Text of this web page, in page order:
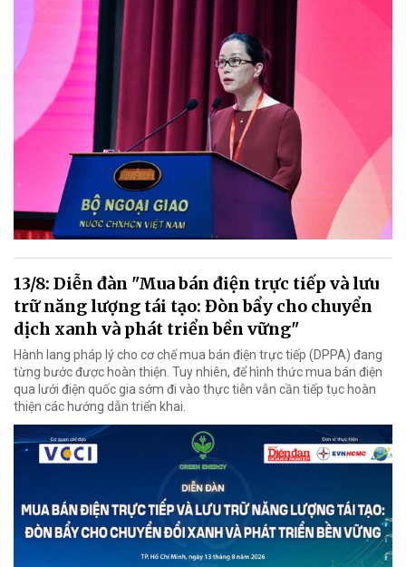
13/8: Diễn đàn "Mua bán điện trực tiếp và lưu
trữ năng lượng tái tạo: Đòn bẩy cho chuyển
dịch xanh và phát triển bền vững"
Hành lang pháp lý cho cơ chế mua bán điện trực tiếp (DPPA) đang
từng bước được hoàn thiện. Tuy nhiên, để hình thức mua bán điện
qua lưới điện quốc gia sớm đi vào thực tiễn vẫn cần tiếp tục hoàn
thiện các hướng dẫn triển khai.